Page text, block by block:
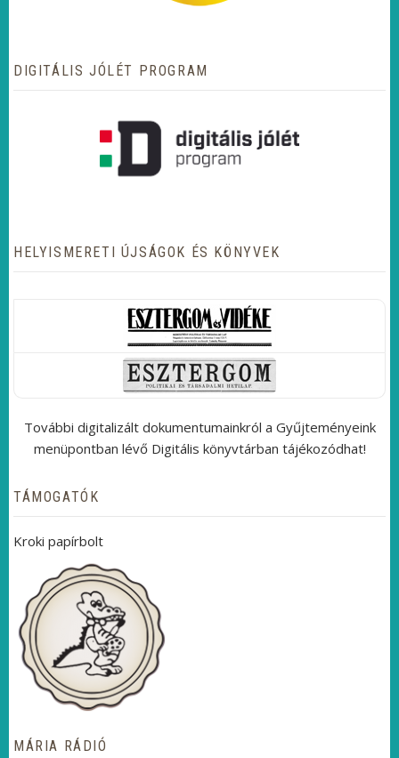
DIGITÁLIS JÓLÉT PROGRAM
HELYISMERETI ÚJSÁGOK ÉS KÖNYVEK
További digitalizált dokumentumainkról a Gyűjteményeink
menüpontban lévő Digitális könyvtárban tájékozódhat!
TÁMOGATÓK
Kroki papírbolt
MÁRIA RÁDIÓ